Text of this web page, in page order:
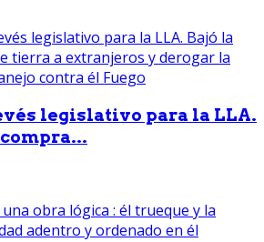
legislativo para la LLA.